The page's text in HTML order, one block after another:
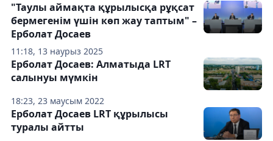
11:18, 13 наурыз 2025
"Таулы аймақта құрылысқа рұқсат
бермегенім үшін көп жау таптым" –
Ерболат Досаев
18:23, 23 маусым 2022
Ерболат Досаев: Алматыда LRT
салынуы мүмкін
Ерболат Досаев LRT құрылысы
туралы айтты